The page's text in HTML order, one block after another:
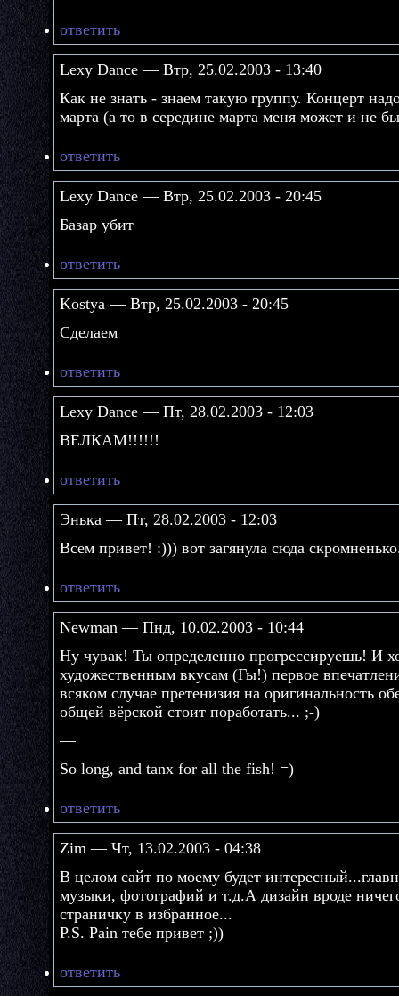
ответить
Lexy Dance — Втр, 25.02.2003 - 13:40
Как не знать - знаем такую группу. Концерт
марта (а то в середине марта меня может и не
ответить
Lexy Dance — Втр, 25.02.2003 - 20:45
Базар убит
ответить
Kostya — Втр, 25.02.2003 - 20:45
Сделаем
ответить
Lexy Dance — Пт, 28.02.2003 - 12:03
ВЕЛКАМ!!!!!!
ответить
Энька — Пт, 28.02.2003 - 12:03
Всем привет! :))) вот загянула сюда
ответить
Newman — Пнд, 10.02.2003 - 10:44
Ну чувак! Ты определенно прогрессируешь! И
художественным вкусам (Гы!) первое
всяком случае претенизия на оригинальность
общей вёрской стоит поработать... ;-)
—
So long, and tanx for all the fish! =)
ответить
Zim — Чт, 13.02.2003 - 04:38
В целом сайт по моему будет
музыки, фотографий и т.д.А дизайн вроде
страничку в избранное...
P.S. Pain тебе привет ;))
ответить